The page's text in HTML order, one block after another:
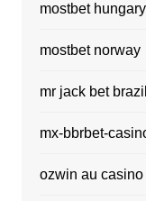
mostbet hungary
mostbet norway
mr jack bet brazil
mx-bbrbet-
ozwin au casino